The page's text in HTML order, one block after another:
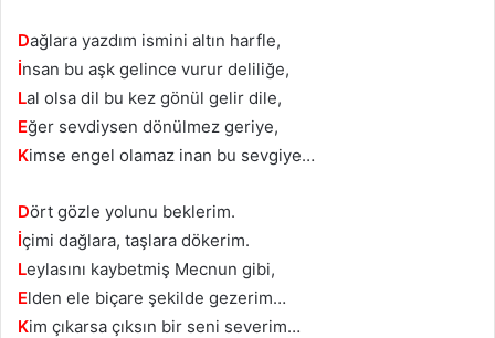
Dağlara yazdım ismini altın harfle,
İnsan bu aşk gelince vurur deliliğe,
Lal olsa dil bu kez gönül gelir dile,
Eğer sevdiysen dönülmez geriye,
Kimse engel olamaz inan bu sevgiye…
Dört gözle yolunu beklerim.
İçimi dağlara, taşlara dökerim.
Leylasını kaybetmiş Mecnun gibi,
Elden ele biçare şekilde gezerim…
Kim çıkarsa çıksın bir seni severim…